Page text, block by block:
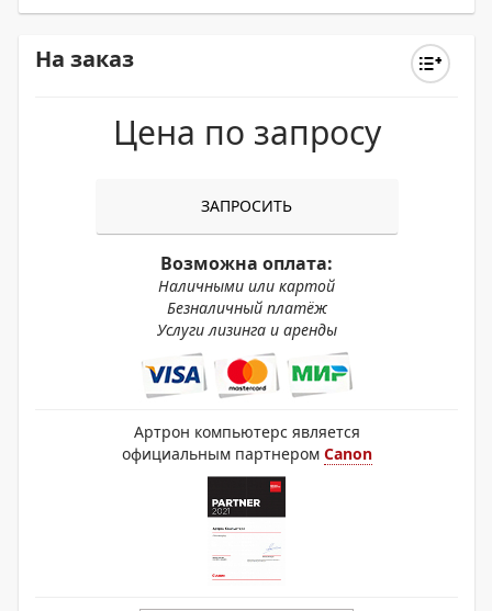
На заказ
Цена по запросу
ЗАПРОСИТЬ
Возможна оплата:
Наличными или картой
Безналичный платёж
Услуги лизинга и аренды
Артрон компьютерс является
официальным партнером Canon